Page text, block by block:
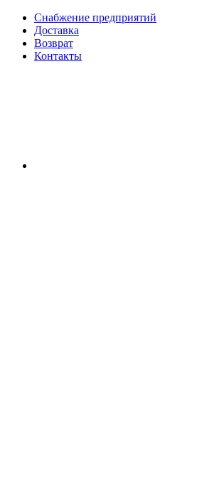
Снабжение предприятий
Доставка
Возврат
Контакты